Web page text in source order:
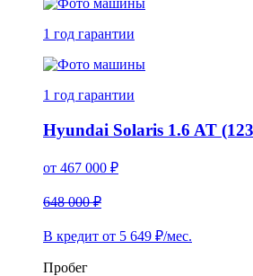
1 год гарантии
1 год гарантии
Hyundai Solaris 1.6 AT
от 467 000 ₽
648 000 ₽
В кредит от 5 649 ₽/мес.
Пробег